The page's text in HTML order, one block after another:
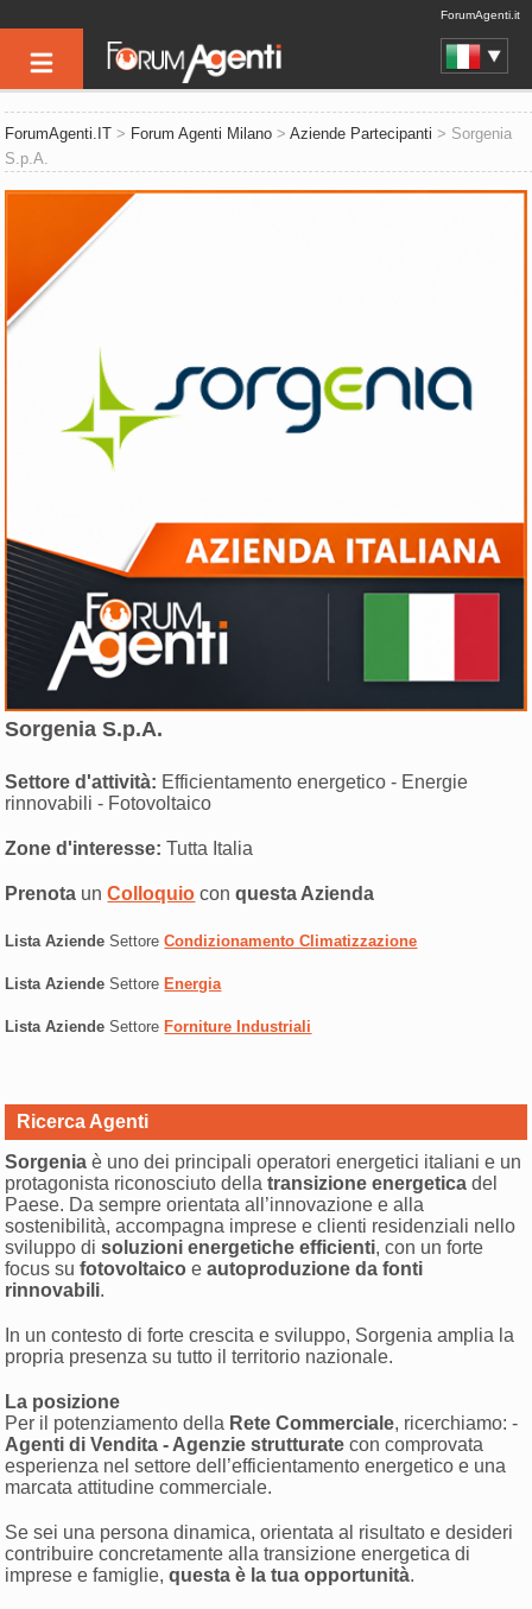
ForumAgenti.it
ForumAgenti.IT > Forum Agenti Milano >Aziende Partecipanti > Sorgenia
S.p.A.
Sorgenia S.p.A.
Settore d'attività: Efficientamento energetico - Energie
rinnovabili - Fotovoltaico
Zone d'interesse: Tutta Italia
Prenota unColloquio conquesta Azienda
Lista Aziende SettoreCondizionamento Climatizzazione
Lista Aziende Settore Energia
Lista Aziende Settore Forniture Industriali
Ricerca Agenti
Sorgenia è uno dei principali operatori energetici italiani e un
protagonista riconosciuto dellatransizione energetica del
Paese. Da sempre orientata all’innovazione e alla
sostenibilità, accompagna imprese e clienti residenziali nello
sviluppo disoluzioni energetiche efficienti, con un forte
focus sufotovoltaico eautoproduzione da fonti
rinnovabili.
In un contesto di forte crescita e sviluppo, Sorgenia amplia la
propria presenza su tutto il territorio nazionale.
La posizione
Per il potenziamento della Rete Commerciale, ricerchiamo: -
Agenti di Vendita - Agenzie strutturate con comprovata
esperienza nel settore dell’efficientamento energetico e una
marcata attitudine commerciale.
Se sei una persona dinamica, orientata al risultato e desideri
contribuire concretamente alla transizione energetica di
imprese e famiglie,questa è la tua opportunità.